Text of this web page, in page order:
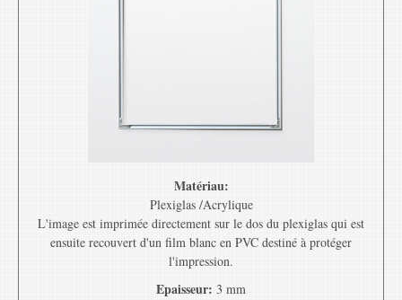
Matériau:
Plexiglas /Acrylique
L'image est imprimée directement sur le dos du plexiglas qui est
ensuite recouvert d'un film blanc en PVC destiné à protéger
l'impression.
Epaisseur: 3 mm